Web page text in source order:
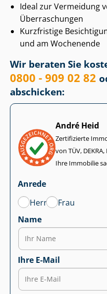
Ideal zur Vermeidung
Überraschungen
Kurzfristige
und am Wochenende
Wir beraten Sie
0800 - 909 02 82
abschicken:
André Heid
Zertifizierte
von TÜV,
Ihre Immobilie
Anrede
Herr
Frau
Name
Ihre E-Mail